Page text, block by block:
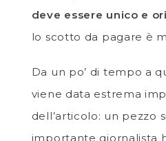
deve essere unico e
lo scotto da pagare è
Da un po’ di tempo a
viene data estrema
dell’articolo: un pezzo
importante giornalista